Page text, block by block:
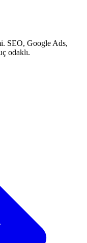
SEO, Google Ads,
odaklı.